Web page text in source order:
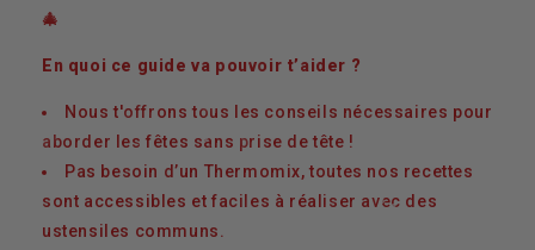
🎄
En quoi ce guide va pouvoir t’aider ?
Nous t'offrons tous les conseils nécessaires pour
aborder les fêtes sans prise de tête !
Pas besoin d’un Thermomix, toutes nos recettes
sont accessibles et faciles à réaliser avec des
ustensiles communs.